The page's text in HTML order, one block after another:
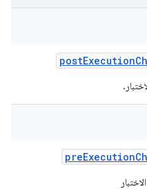
postExecution
preExecution